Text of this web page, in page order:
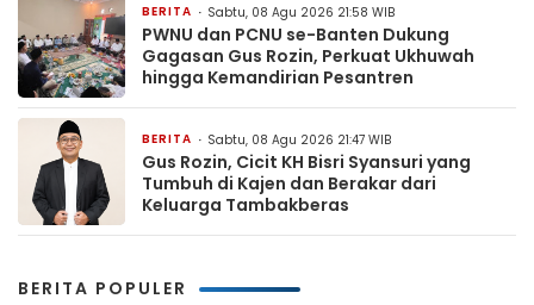
BERITA Sabtu, 08 Agu 2026 21:58 WIB
PWNU dan PCNU se-Banten Dukung
Gagasan Gus Rozin, Perkuat Ukhuwah
hingga Kemandirian Pesantren
BERITA Sabtu, 08 Agu 2026 21:47 WIB
Gus Rozin, Cicit KH Bisri Syansuri yang
Tumbuh di Kajen dan Berakar dari
Keluarga Tambakberas
BERITA POPULER